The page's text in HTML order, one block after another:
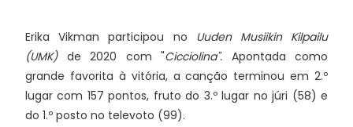
Erika Vikman participou no Uuden Musiikin Kilpailu
(UMK) de 2020 com "Cicciolina". Apontada como
grande favorita à vitória, a canção terminou em 2.º
lugar com 157 pontos, fruto do 3.º lugar no júri (58) e
do 1.º posto no televoto (99).